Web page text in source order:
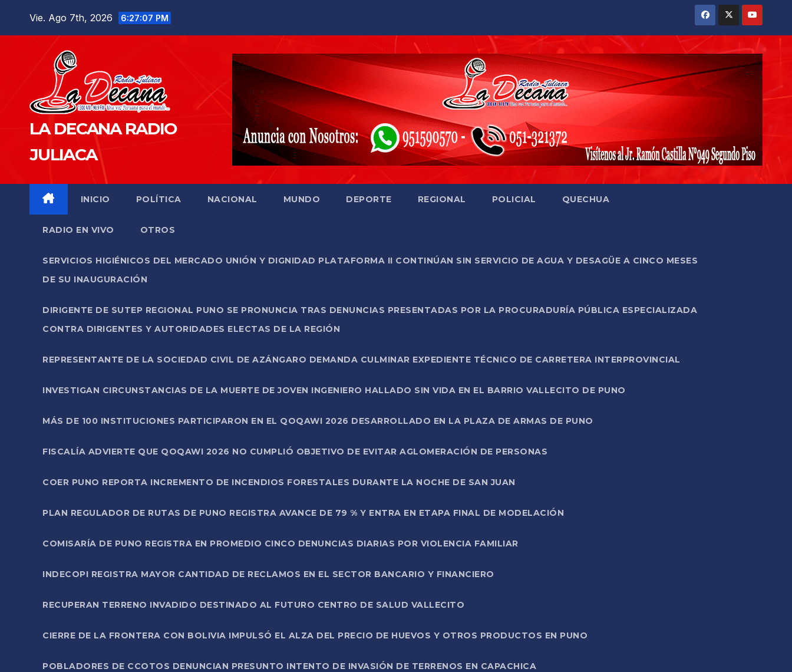
Vie. Ago 7th, 2026 6:27:08 PM
LA DECANA RADIO
JULIACA
INICIO POLÍTICA NACIONAL MUNDO DEPORTE REGIONAL POLICIAL QUECHUA
RADIO EN VIVO OTROS
SERVICIOS HIGIÉNICOS DEL MERCADO UNIÓN Y DIGNIDAD PLATAFORMA II CONTINÚAN SIN SERVICIO DE AGUA Y DESAGÜE A CINCO MESES
DE SU INAUGURACIÓN
DIRIGENTE DE SUTEP REGIONAL PUNO SE PRONUNCIA TRAS DENUNCIAS PRESENTADAS POR LA PROCURADURÍA PÚBLICA ESPECIALIZADA
CONTRA DIRIGENTES Y AUTORIDADES ELECTAS DE LA REGIÓN
REPRESENTANTE DE LA SOCIEDAD CIVIL DE AZÁNGARO DEMANDA CULMINAR EXPEDIENTE TÉCNICO DE CARRETERA INTERPROVINCIAL
INVESTIGAN CIRCUNSTANCIAS DE LA MUERTE DE JOVEN INGENIERO HALLADO SIN VIDA EN EL BARRIO VALLECITO DE PUNO
MÁS DE 100 INSTITUCIONES PARTICIPARON EN EL QOQAWI 2026 DESARROLLADO EN LA PLAZA DE ARMAS DE PUNO
FISCALÍA ADVIERTE QUE QOQAWI 2026 NO CUMPLIÓ OBJETIVO DE EVITAR AGLOMERACIÓN DE PERSONAS
COER PUNO REPORTA INCREMENTO DE INCENDIOS FORESTALES DURANTE LA NOCHE DE SAN JUAN
PLAN REGULADOR DE RUTAS DE PUNO REGISTRA AVANCE DE 79 % Y ENTRA EN ETAPA FINAL DE MODELACIÓN
COMISARÍA DE PUNO REGISTRA EN PROMEDIO CINCO DENUNCIAS DIARIAS POR VIOLENCIA FAMILIAR
INDECOPI REGISTRA MAYOR CANTIDAD DE RECLAMOS EN EL SECTOR BANCARIO Y FINANCIERO
RECUPERAN TERRENO INVADIDO DESTINADO AL FUTURO CENTRO DE SALUD VALLECITO
CIERRE DE LA FRONTERA CON BOLIVIA IMPULSÓ EL ALZA DEL PRECIO DE HUEVOS Y OTROS PRODUCTOS EN PUNO
POBLADORES DE CCOTOS DENUNCIAN PRESUNTO INTENTO DE INVASIÓN DE TERRENOS EN CAPACHICA